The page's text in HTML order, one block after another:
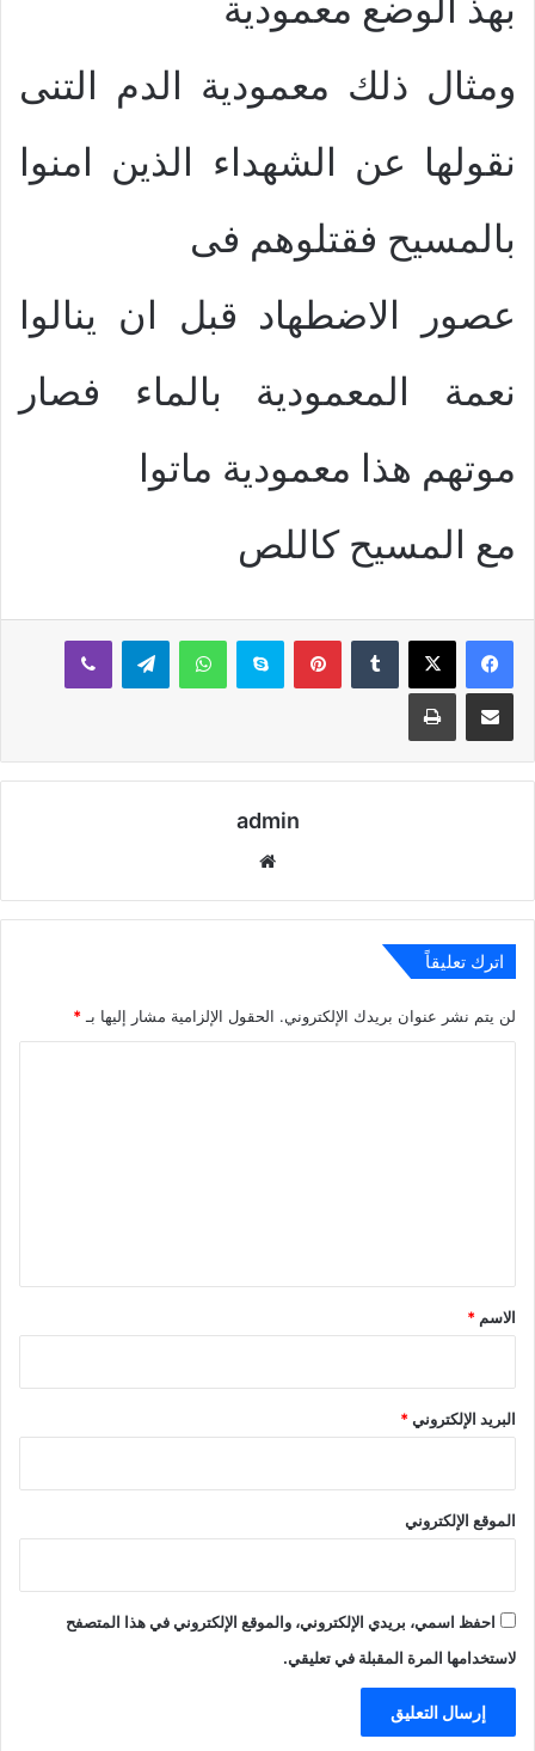
بهذ الوضع معمودية
ومثال ذلك معمودية الدم التنى
نقولها عن الشهداء الذين امنوا
بالمسيح فقتلوهم فى
عصور الاضطهاد قبل ان ينالوا
نعمة المعمودية بالماء فصار
موتهم هذا معمودية ماتوا
مع المسيح كاللص
بينتيريستسكايب واتساب تيلقرام ڤايبر
مشاركة عبر البريد طباعة
admin
اترك تعليقاً
لن يتم نشر عنوان بريدك الإلكتروني. الحقول الإلزامية مشار إليها بـ *
*
الاسم *
البريد الإلكتروني*
الموقع الإلكتروني
احفظ اسمي، بريدي الإلكتروني، والموقع الإلكتروني في هذا المتصفح
لاستخدامها المرة المقبلة في تعليقي.